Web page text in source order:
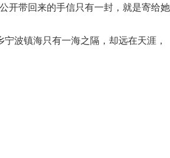
开带回来的手信只有一封，就是寄给她
波镇海只有一海之隔，却远在天涯，